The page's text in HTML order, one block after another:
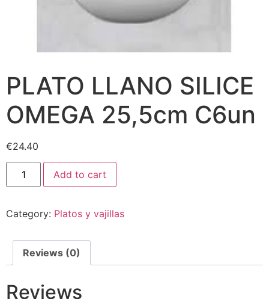
PLATO LLANO SILICE
OMEGA 25,5cm C6un
€24.40
Add to cart
Category: Platos y vajillas
Reviews (0)
Reviews